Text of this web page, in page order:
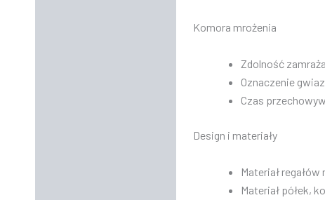
Komora mrożenia
Zdolność
Oznaczenie
Czas
Design i materiały
Materiał
Materiał półek,